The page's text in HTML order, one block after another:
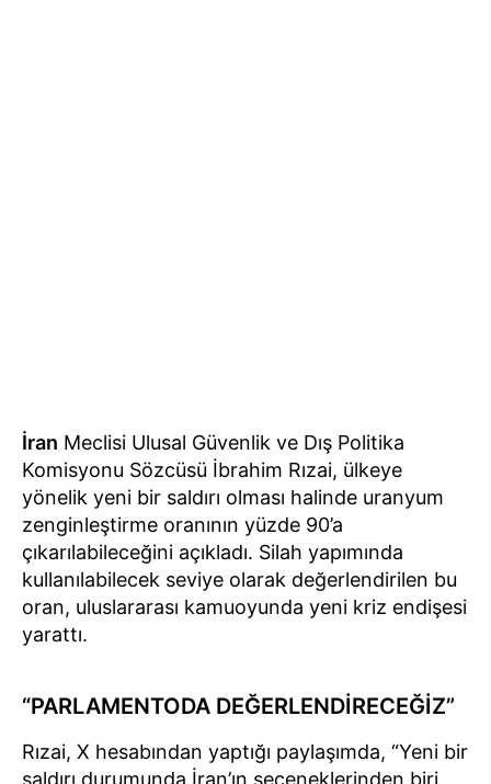
İran Meclisi Ulusal Güvenlik ve Dış Politika
Komisyonu Sözcüsü İbrahim Rızai, ülkeye
yönelik yeni bir saldırı olması halinde uranyum
zenginleştirme oranının yüzde 90’a
çıkarılabileceğini açıkladı. Silah yapımında
kullanılabilecek seviye olarak değerlendirilen bu
oran, uluslararası kamuoyunda yeni kriz endişesi
yarattı.
“PARLAMENTODA DEĞERLENDİRECEĞİZ”
Rızai, X hesabından yaptığı paylaşımda, “Yeni bir
saldırı durumunda İran’ın seçeneklerinden biri